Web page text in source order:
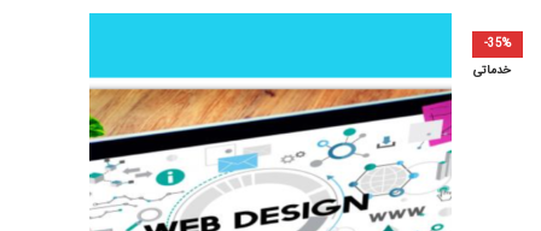
-35%
خدماتی